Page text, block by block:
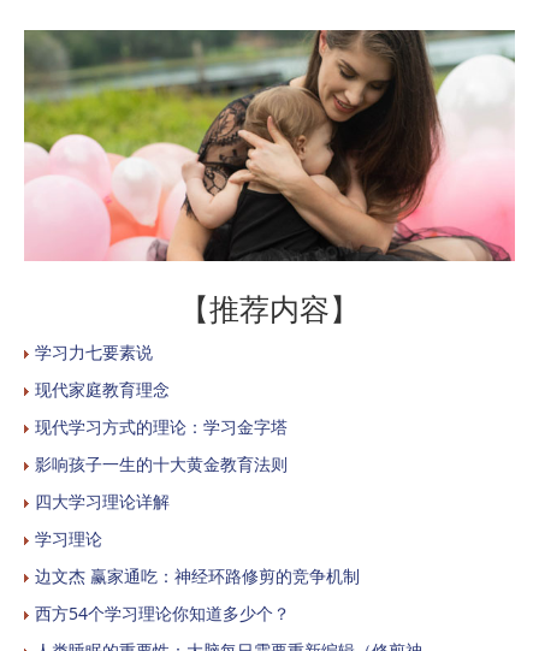
【推荐内容】
学习力七要素说
现代家庭教育理念
现代学习方式的理论：学习金字塔
影响孩子一生的十大黄金教育法则
四大学习理论详解
学习理论
边文杰 赢家通吃：神经环路修剪的竞争机制
西方54个学习理论你知道多少个？